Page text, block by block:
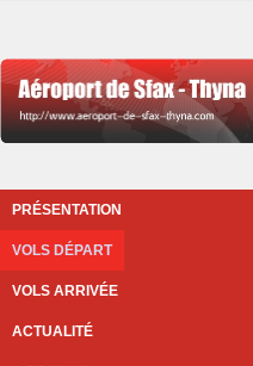
PRÉSENTATION
VOLS DÉPART
VOLS ARRIVÉE
ACTUALITÉ